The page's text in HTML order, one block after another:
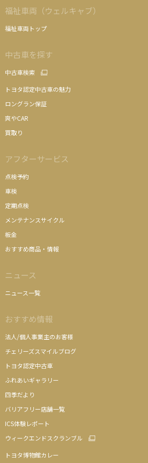
福祉車両（ウェルキャブ）
福祉車両トップ
中古車を探す
中古車検索
トヨタ認定中古車の魅力
ロングラン保証
爽やCAR
買取り
アフターサービス
点検予約
車検
定期点検
メンテナンスサイクル
板金
おすすめ商品・情報
ニュース
ニュース一覧
おすすめ情報
法人/個人事業主のお客様
チェリーズスマイルブログ
トヨタ認定中古車
ふれあいギャラリー
四季だより
バリアフリー店舗一覧
ICS体験レポート
ウィークエンドスクランブル
トヨタ博物館カレー